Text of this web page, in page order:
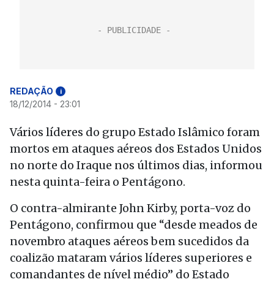
REDAÇÃO i
18/12/2014 - 23:01
Vários líderes do grupo Estado Islâmico foram
mortos em ataques aéreos dos Estados Unidos
no norte do Iraque nos últimos dias, informou
nesta quinta-feira o Pentágono.
O contra-almirante John Kirby, porta-voz do
Pentágono, confirmou que “desde meados de
novembro ataques aéreos bem sucedidos da
coalizão mataram vários líderes superiores e
comandantes de nível médio” do Estado